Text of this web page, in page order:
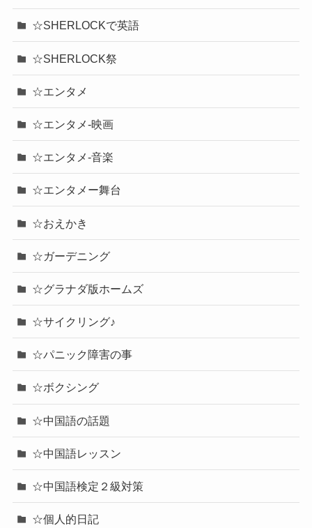
☆SHERLOCKで英語
☆SHERLOCK祭
☆エンタメ
☆エンタメ-映画
☆エンタメ-音楽
☆エンタメー舞台
☆おえかき
☆ガーデニング
☆グラナダ版ホームズ
☆サイクリング♪
☆パニック障害の事
☆ボクシング
☆中国語の話題
☆中国語レッスン
☆中国語検定２級対策
☆個人的日記